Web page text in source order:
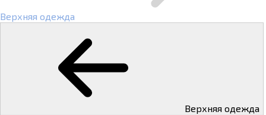
Верхняя одежда
Верхняя одежда